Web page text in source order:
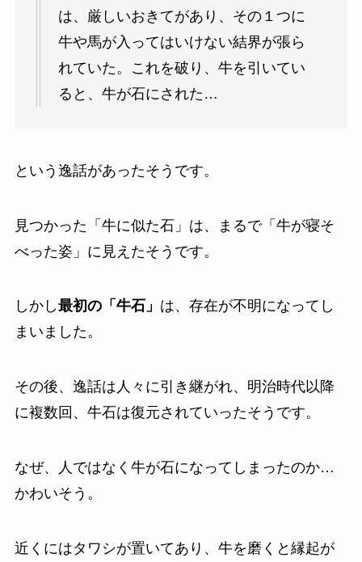
は、厳しいおきてがあり、その１つに
牛や馬が入ってはいけない結界が張ら
れていた。これを破り、牛を引いてい
ると、牛が石にされた…
という逸話があったそうです。
見つかった「牛に似た石」は、まるで「牛が寝そ
べった姿」に見えたそうです。
しかし最初の「牛石」 は、存在が不明になってし
まいました。
その後、逸話は人々に引き継がれ、明治時代以降
に複数回、牛石は復元されていったそうです。
なぜ、人ではなく牛が石になってしまったのか…
かわいそう。
近くにはタワシが置いてあり、牛を磨くと縁起が